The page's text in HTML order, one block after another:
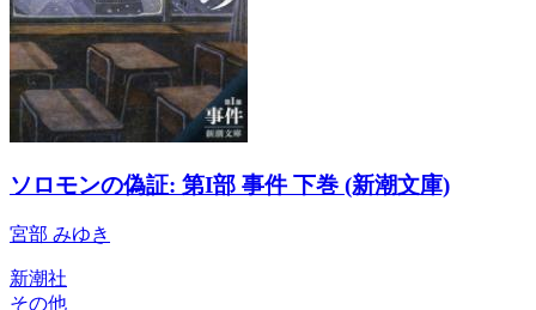
ソロモンの偽証: 第I部 事件 下巻 (新潮文庫)
宮部 みゆき
新潮社
その他